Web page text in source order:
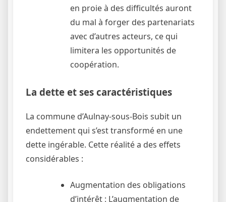
en proie à des difficultés auront
du mal à forger des partenariats
avec d’autres acteurs, ce qui
limitera les opportunités de
coopération.
La dette et ses caractéristiques
La commune d’Aulnay-sous-Bois subit un
endettement qui s’est transformé en une
dette ingérable. Cette réalité a des effets
considérables :
Augmentation des obligations
d’intérêt : L’augmentation de